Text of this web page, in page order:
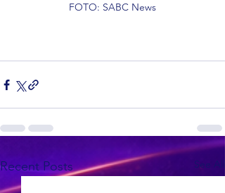
FOTO: SABC News
Recent Posts See All